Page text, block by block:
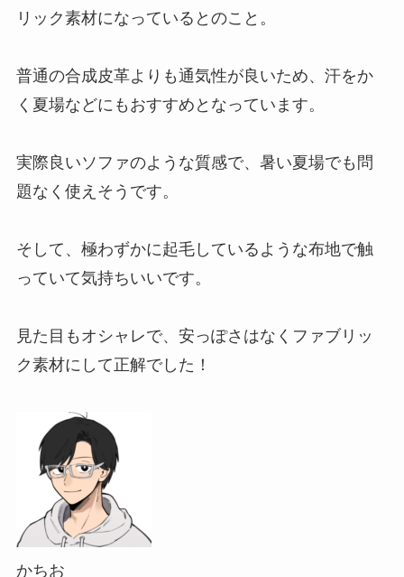
リック素材になっているとのこと。
普通の合成皮革よりも通気性が良いため、汗をか
く夏場などにもおすすめとなっています。
実際良いソファのような質感で、暑い夏場でも問
題なく使えそうです。
そして、極わずかに起毛しているような布地で触
っていて気持ちいいです。
見た目もオシャレで、安っぽさはなくファブリッ
ク素材にして正解でした！
かちお